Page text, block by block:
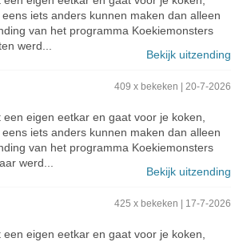
iets anders kunnen maken dan alleen
van het programma Koekiemonsters
werd...
Bekijk uitzending
409 x bekeken | 20-7-2026
eigen eetkar en gaat voor je koken,
iets anders kunnen maken dan alleen
van het programma Koekiemonsters
werd...
Bekijk uitzending
425 x bekeken | 17-7-2026
eigen eetkar en gaat voor je koken,